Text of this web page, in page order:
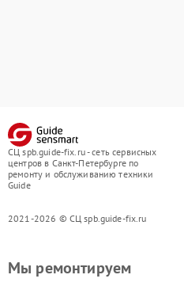
СЦ spb.guide-fix.ru - сеть сервисных
центров в Санкт-Петербурге по
ремонту и обслуживанию техники
Guide
2021-2026 © СЦ spb.guide-fix.ru
Мы ремонтируем